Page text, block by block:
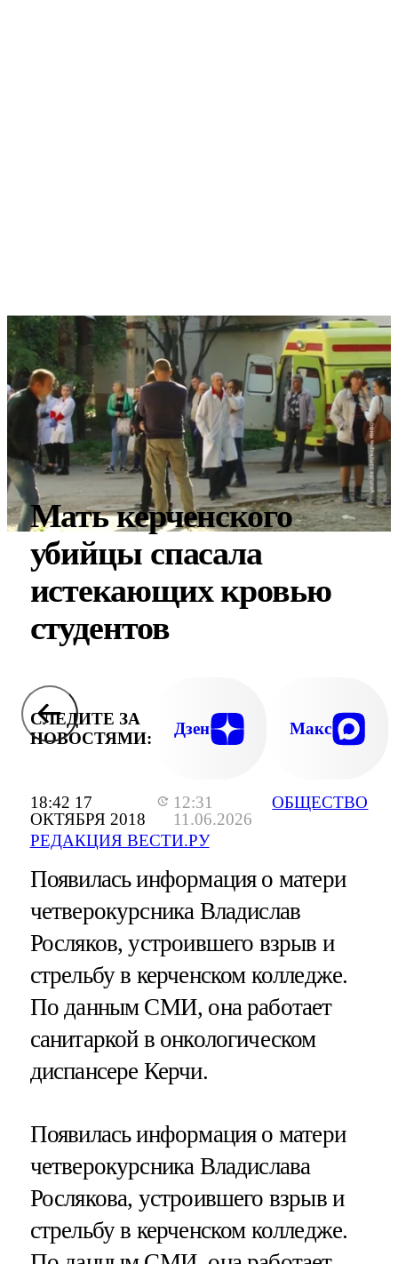
18:42 17
ОКТЯБРЯ 2018
12:31
11.06.2026
РЕДАКЦИЯ ВЕСТИ.РУ
ОБЩЕСТВО
Мать керченского
убийцы спасала
истекающих кровью
студентов
СЛЕДИТЕ ЗА
НОВОСТЯМИ:
Дзен Макс
Появилась информация о матери
четверокурсника Владислав
Росляков, устроившего взрыв и
стрельбу в керченском колледже.
По данным СМИ, она работает
санитаркой в онкологическом
диспансере Керчи.
Появилась информация о матери
четверокурсника Владислава
Рослякова, устроившего взрыв и
стрельбу в керченском колледже.